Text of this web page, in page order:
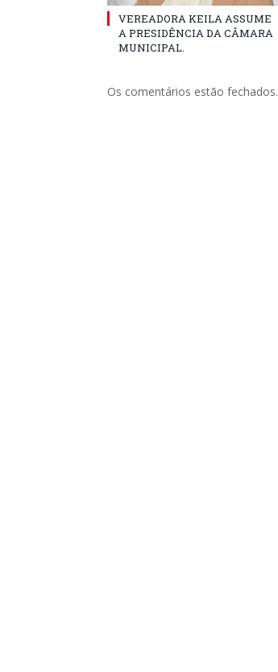
VEREADORA KEILA ASSUME
A PRESIDÊNCIA DA CÂMARA
MUNICIPAL.
Os comentários estão fechados.